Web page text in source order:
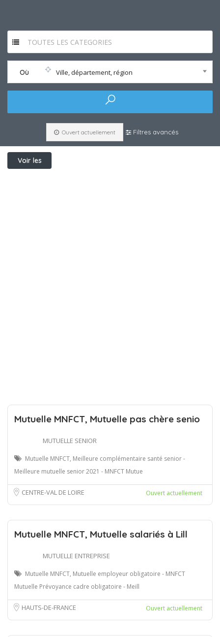
TOUTES LES CATEGORIES
Où Ville, département, région
Ouvert actuellement Filtres avancés
Voir les
Mutuelle MNFCT, Mutuelle pas chère senio
MUTUELLE SENIOR
Mutuelle MNFCT, Meilleure complémentaire santé senior -
Meilleure mutuelle senior 2021 - MNFCT Mutue
CENTRE-VAL DE LOIRE Ouvert actuellement
Mutuelle MNFCT, Mutuelle salariés à Lill
MUTUELLE ENTREPRISE
Mutuelle MNFCT, Mutuelle employeur obligatoire - MNFCT
Mutuelle Prévoyance cadre obligatoire - Meill
HAUTS-DE-FRANCE Ouvert actuellement